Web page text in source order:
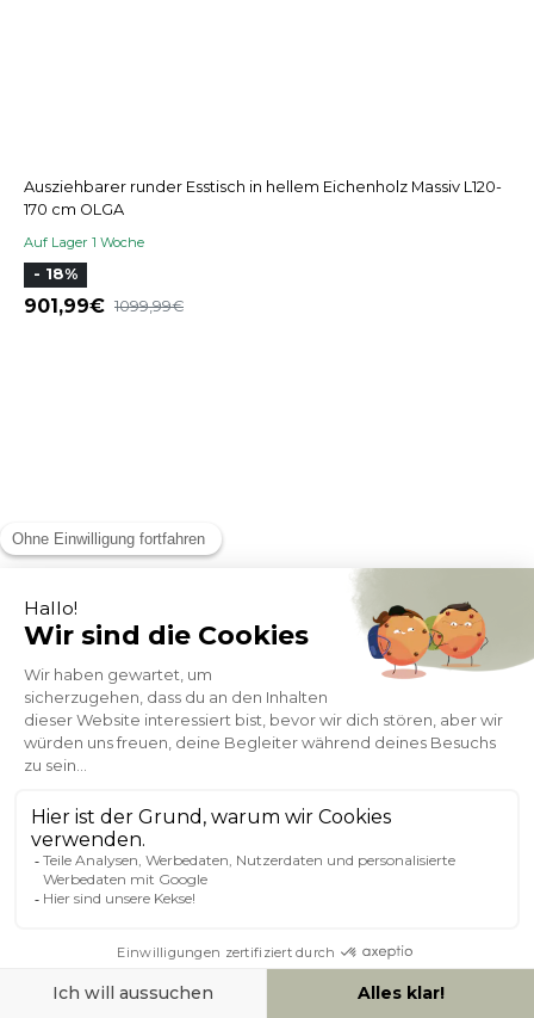
Ausziehbarer runder Esstisch in hellem Eichenholz Massiv L120-
170 cm OLGA
Auf Lager 1 Woche
- 18%
901,99 1099,99
Designer Esstisch aus runder Eiche und Schwarzem Holz D90